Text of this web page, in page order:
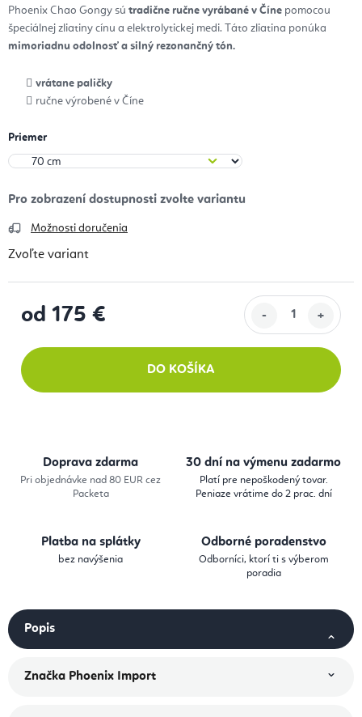
Phoenix Chao Gongy sú tradične ručne vyrábané v Číne pomocou
špeciálnej zliatiny cínu a elektrolytickej medi.
Táto zliatina ponúka
mimoriadnu odolnosť a silný rezonančný tón.
vrátane paličky
ručne výrobené v Číne
Priemer
Možnosti doručenia
Zvoľte variant
od 175 €
DO KOŠÍKA
Doprava zdarma
Pri objednávke nad 80 EUR cez
Packeta
30 dní na výmenu zadarmo
Platí pre nepoškodený tovar.
Peniaze vrátime do 2 prac. dní
Platba na splátky
bez navýšenia
Odborné poradenstvo
Odborníci, ktorí ti s výberom
poradia
Popis
Značka Phoenix Import